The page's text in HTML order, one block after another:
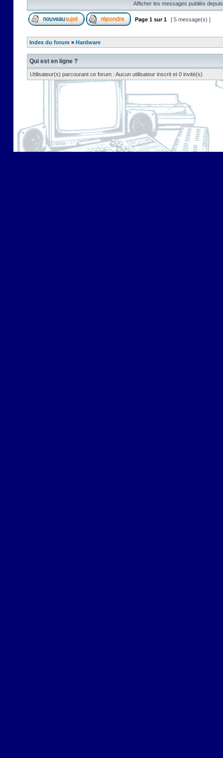
Afficher les messages publiés
Page 1 sur1 [ 5 message(s) ]
Index du forum » Hardware
Qui est en ligne ?
Utilisateur(s) parcourant ce forum : Aucun utilisateur inscrit et 0 invité(s)